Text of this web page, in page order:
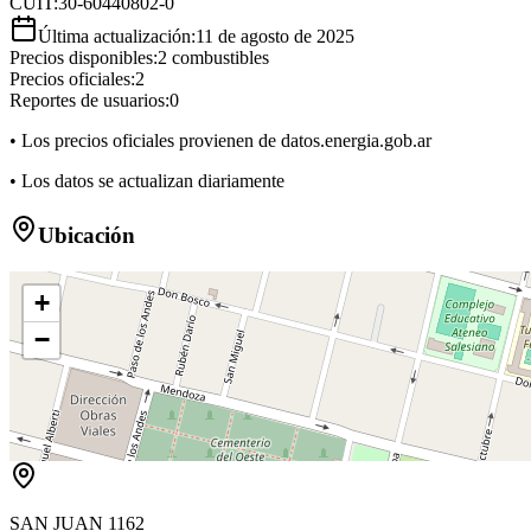
Última actualización:11 de agosto de 2025
Precios disponibles:2 combustibles
Precios oficiales:2
Reportes de usuarios:0
• Los precios oficiales provienen de datos.energia.gob.ar
• Los datos se actualizan diariamente
Ubicación
+
−
SAN JUAN 1162